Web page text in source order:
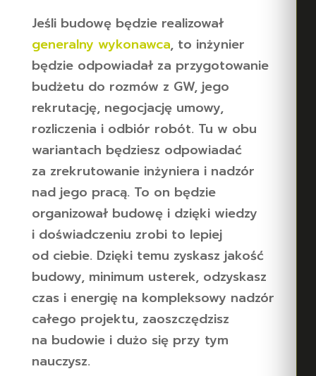
Jeśli budowę będzie realizował
generalny wykonawca, to inżynier
będzie odpowiadał za przygotowanie
budżetu do rozmów z GW, jego
rekrutację, negocjację umowy,
rozliczenia i odbiór robót. Tu w obu
wariantach będziesz odpowiadać
za zrekrutowanie inżyniera i nadzór
nad jego pracą. To on będzie
organizował budowę i dzięki wiedzy
i doświadczeniu zrobi to lepiej
od ciebie. Dzięki temu zyskasz jakość
budowy, minimum usterek, odzyskasz
czas i energię na kompleksowy nadzór
całego projektu, zaoszczędzisz
na budowie i dużo się przy tym
nauczysz.